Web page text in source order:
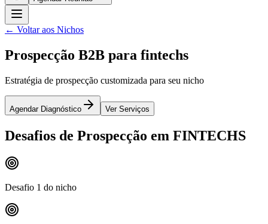
← Voltar aos Nichos
Prospecção B2B para fintechs
Estratégia de prospecção customizada para seu nicho
Agendar Diagnóstico Ver Serviços
Desafios de Prospecção em FINTECHS
Desafio 1 do nicho